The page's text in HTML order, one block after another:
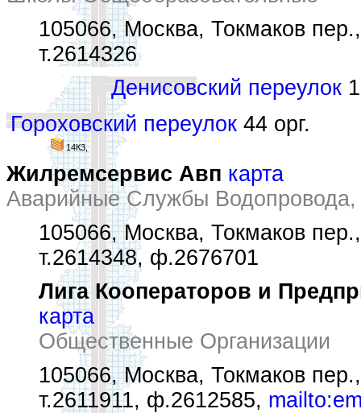
105066, Москва, Токмаков
т.2614326
Денисовский переулок
Гороховский переулок 44 орг.
14К3,
Жилремсервис Авп карта
Аварийные Службы
105066, Москва, Токмаков
т.2614348, ф.2676701
Лига Кооператоров и
карта
Общественные Организации
105066, Москва, Токмаков
т.2611911, ф.2612585,